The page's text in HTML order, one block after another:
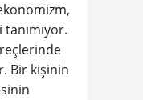
Bir kişinin